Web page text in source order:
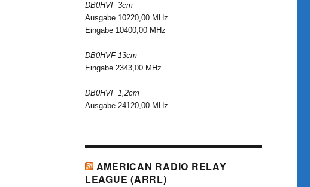
DB0HVF 3cm
Ausgabe 10220,00 MHz
Eingabe 10400,00 MHz
DB0HVF 13cm
Eingabe 2343,00 MHz
DB0HVF 1,2cm
Ausgabe 24120,00 MHz
AMERICAN RADIO RELAY
LEAGUE (ARRL)